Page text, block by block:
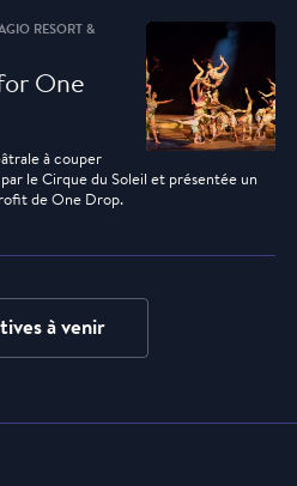
RESORT &
One
à couper
le Cirque du Soleil et présentée un
de One Drop.
à venir